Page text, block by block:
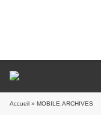
Accueil » MOBILE.ARCHIVES